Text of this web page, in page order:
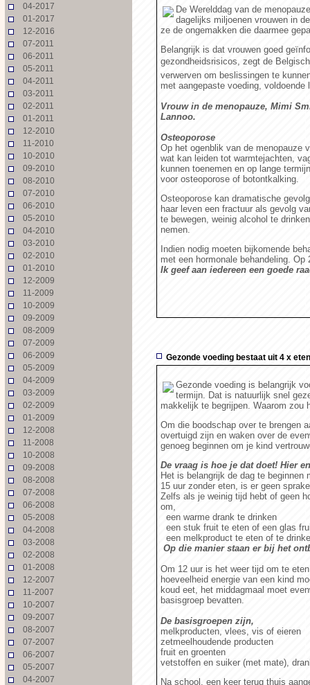
04-2017
01-2017
12-2016
07-2011
06-2011
05-2011
04-2011
03-2011
02-2011
01-2011
12-2010
11-2010
10-2010
09-2010
08-2010
07-2010
06-2010
05-2010
04-2010
03-2010
02-2010
01-2010
12-2009
11-2009
10-2009
09-2009
08-2009
07-2009
06-2009
05-2009
04-2009
03-2009
02-2009
01-2009
12-2008
11-2008
10-2008
09-2008
08-2008
07-2008
06-2008
05-2008
04-2008
03-2008
02-2008
01-2008
12-2007
11-2007
10-2007
09-2007
08-2007
07-2007
06-2007
05-2007
04-2007
De Werelddag van de
dagelijks miljoenen vrouwen in
ze de ongemakken die daarmee
Belangrijk is dat vrouwen goed
gezondheidsrisicos, zegt de
verwerven om beslissingen te
met aangepaste voeding,
Vrouw in de menopauze, Mimi
Lannoo.
Osteoporose
Op het ogenblik van de menopauze
wat kan leiden tot warmtejachten,
kunnen toenemen en op lange
voor osteoporose of botontkalking.
Osteoporose kan dramatische
haar leven een fractuur als gevolg
te bewegen, weinig alcohol te
nemen.
Indien nodig moeten bijkomende
met een hormonale behandeling.
Ik geef aan iedereen een goede
Gezonde voeding bestaat uit 4 x eten
Gezonde voeding is belangrijk
termijn. Dat is natuurlijk snel
makkelijk te begrijpen. Waarom zou
Om die boodschap over te brengen
overtuigd zijn en waken over de
genoeg beginnen om je kind
De vraag is hoe je dat doet! Hier
Het is belangrijk de dag te
15 uur zonder eten, is er geen
Zelfs als je weinig tijd hebt of geen
om,
een warme drank te drinken
een stuk fruit te eten of een glas
een melkproduct te eten of te
Op die manier staan er bij het
Om 12 uur is het weer tijd om te
hoeveelheid energie van een kind
koud eet, het middagmaal moet
basisgroep bevatten.
De basisgroepen zijn,
melkproducten, vlees, vis of eieren
zetmeelhoudende producten
fruit en groenten
vetstoffen en suiker (met mate),
Na school, een keer terug thuis